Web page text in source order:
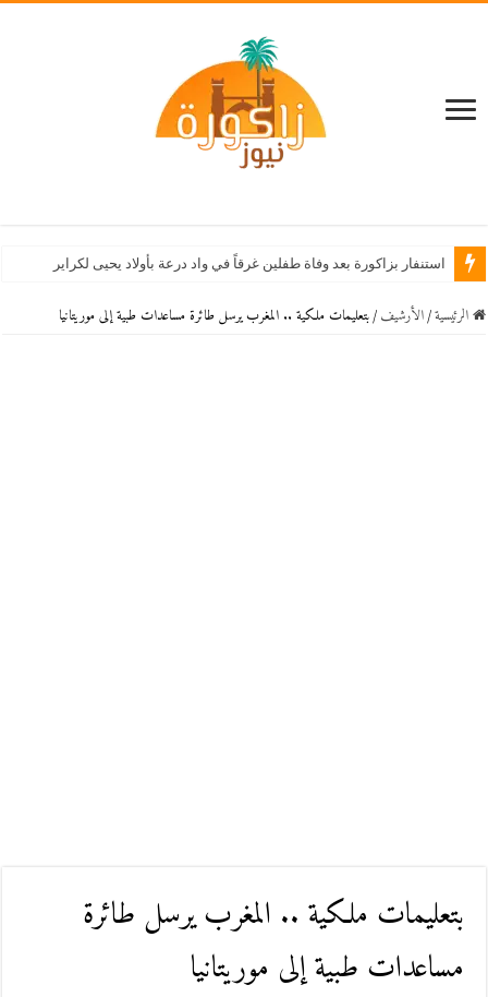
استنفار بزاكورة بعد وفاة طفلين غرقاً في واد درعة بأولاد يحيى لكراير
الرئيسية / اﻷرشيف / بتعليمات ملكية .. المغرب يرسل طائرة مساعدات طبية إلى موريتانيا
بتعليمات ملكية .. المغرب يرسل طائرة
مساعدات طبية إلى موريتانيا